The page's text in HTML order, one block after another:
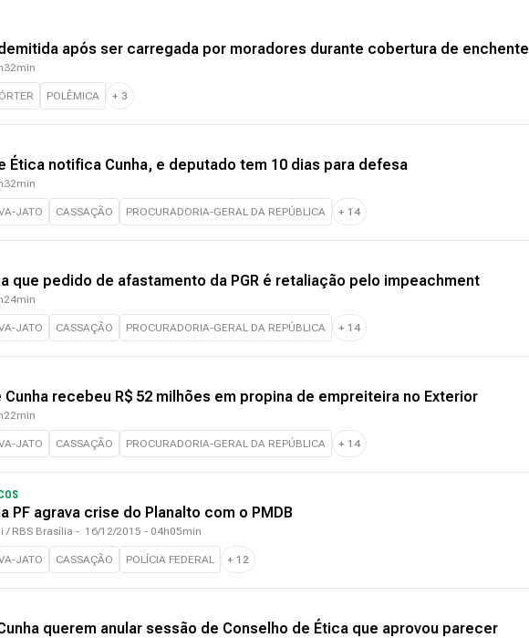
após ser carregada por moradores durante cobertura de enchente
POLÊMICA + 3
Ética notifica Cunha, e deputado tem 10 dias para defesa
JATO CASSAÇÃO PROCURADORIA-GERAL DA REPÚBLICA + 14
que pedido de afastamento da PGR é retaliação pelo impeachment
JATO CASSAÇÃO PROCURADORIA-GERAL DA REPÚBLICA + 14
Cunha recebeu R$ 52 milhões em propina de empreiteira no Exterior
JATO CASSAÇÃO PROCURADORIA-GERAL DA REPÚBLICA + 14
PF agrava crise do Planalto com o PMDB
/ RBS Brasília - 16/12/2015 - 04h05min
JATO CASSAÇÃO POLÍCIA FEDERAL + 12
querem anular sessão de Conselho de Ética que aprovou parecer